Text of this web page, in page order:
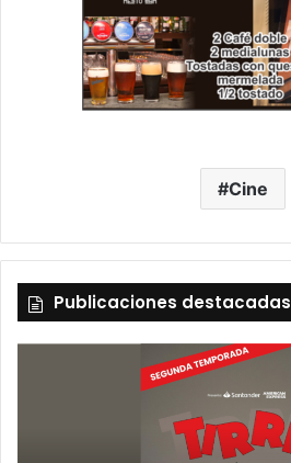
Cine
Publicaciones destacadas